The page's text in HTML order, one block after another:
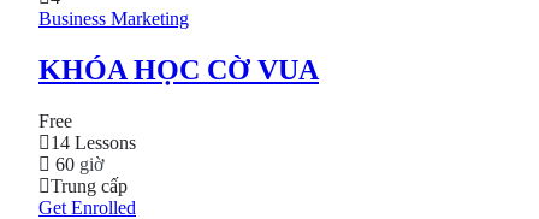
Business Marketing
KHÓA HỌC CỜ VUA
Free
14 Lessons
60 giờ
Trung cấp
Get Enrolled